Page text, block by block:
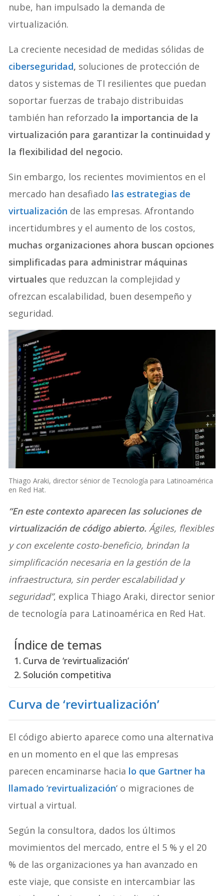
nube, han impulsado la demanda de
virtualización.
La creciente necesidad de medidas sólidas de
ciberseguridad, soluciones de protección de
datos y sistemas de TI resilientes que puedan
soportar fuerzas de trabajo distribuidas
también han reforzado la importancia de la
virtualización para garantizar la continuidad y
la flexibilidad del negocio.
Sin embargo, los recientes movimientos en el
mercado han desafiado las estrategias de
virtualización de las empresas. Afrontando
incertidumbres y el aumento de los costos,
muchas organizaciones ahora buscan opciones
simplificadas para administrar máquinas
virtuales que reduzcan la complejidad y
ofrezcan escalabilidad, buen desempeño y
seguridad.
Thiago Araki, director sénior de Tecnología para Latinoamérica
en Red Hat.
“En este contexto aparecen las soluciones de
virtualización de código abierto. Ágiles, flexibles
y con excelente costo-beneficio, brindan la
simplificación necesaria en la gestión de la
infraestructura, sin perder escalabilidad y
seguridad”, explica Thiago Araki, director senior
de tecnología para Latinoamérica en Red Hat.
Índice de temas
Curva de ‘revirtualización’
Solución competitiva
Curva de ‘revirtualización’
El código abierto aparece como una alternativa
en un momento en el que las empresas
parecen encaminarse hacia lo que Gartner ha
llamado‘revirtualización‘ o migraciones de
virtual a virtual.
Según la consultora, dados los últimos
movimientos del mercado, entre el 5 % y el 20
% de las organizaciones ya han avanzado en
este viaje, que consiste en intercambiar las